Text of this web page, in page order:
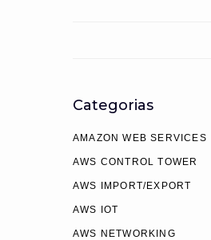
Categorias
AMAZON WEB SERVICES
AWS CONTROL TOWER
AWS IMPORT/EXPORT
AWS IOT
AWS NETWORKING